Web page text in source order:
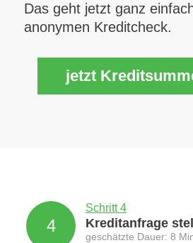
Das geht jetzt ganz
anonymen Kreditcheck.
jetzt
4
Schritt 4
Kreditanfrage
geschätzte Dauer: 8